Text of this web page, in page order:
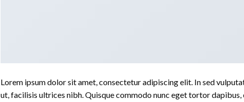
Lorem ipsum dolor sit amet, consectetur adipiscing elit. In sed
ut, facilisis ultrices nibh. Quisque commodo nunc eget tortor